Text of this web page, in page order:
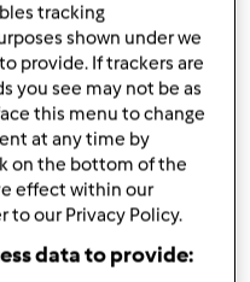
al vino bimby
(sostituibile con
Bio
tracking
shown under we
provide. If trackers are
you see may not be as
this menu to change
at any time by
on the bottom of the
effect within our
to our Privacy Policy.
data to provide: